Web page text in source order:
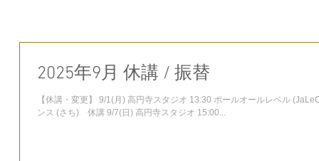
2025年9月 休講 / 振替
【休講・変更】 9/1(月) 高円寺スタジオ 13:30 ポールオールレベル (JaLeCo) 休講 9/6(土) 西新宿スタジオ 12:30 ジャズダ
ンス (さち) 休講 9/7(日) 高円寺スタジオ 15:00...